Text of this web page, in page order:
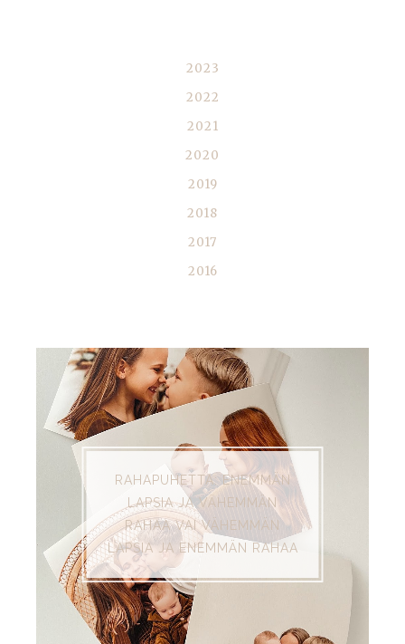
2023
2022
2021
2020
2019
2018
2017
2016
RAHAPUHETTA: ENEMMÄN
LAPSIA JA VÄHEMMÄN
RAHAA VAI VÄHEMMÄN
LAPSIA JA ENEMMÄN RAHAA